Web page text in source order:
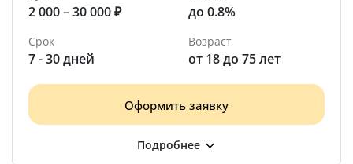
2 000 – 30 000 ₽ до 0.8%
Срок
7 - 30 дней
Возраст
от 18 до 75 лет
Оформить заявку